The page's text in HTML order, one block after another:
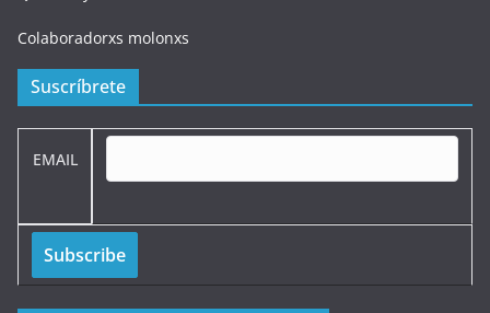
Colaboradorxs molonxs
Suscríbrete
EMAIL